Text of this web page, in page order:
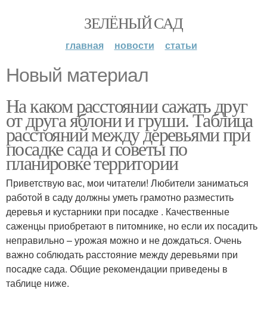
ЗЕЛЁНЫЙ САД
главная новости статьи
Новый материал
На каком расстоянии сажать друг
от друга яблони и груши. Таблица
расстояний между деревьями при
посадке сада и советы по
планировке территории
Приветствую вас, мои читатели! Любители заниматься
работой в саду должны уметь грамотно разместить
деревья и кустарники при посадке . Качественные
саженцы приобретают в питомнике, но если их посадить
неправильно – урожая можно и не дождаться. Очень
важно соблюдать расстояние между деревьями при
посадке сада. Общие рекомендации приведены в
таблице ниже.